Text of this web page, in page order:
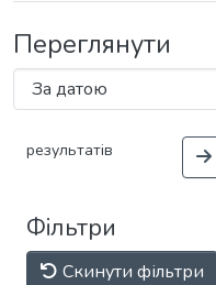
Переглянути
результатів
Фільтри
Скинути фільтри